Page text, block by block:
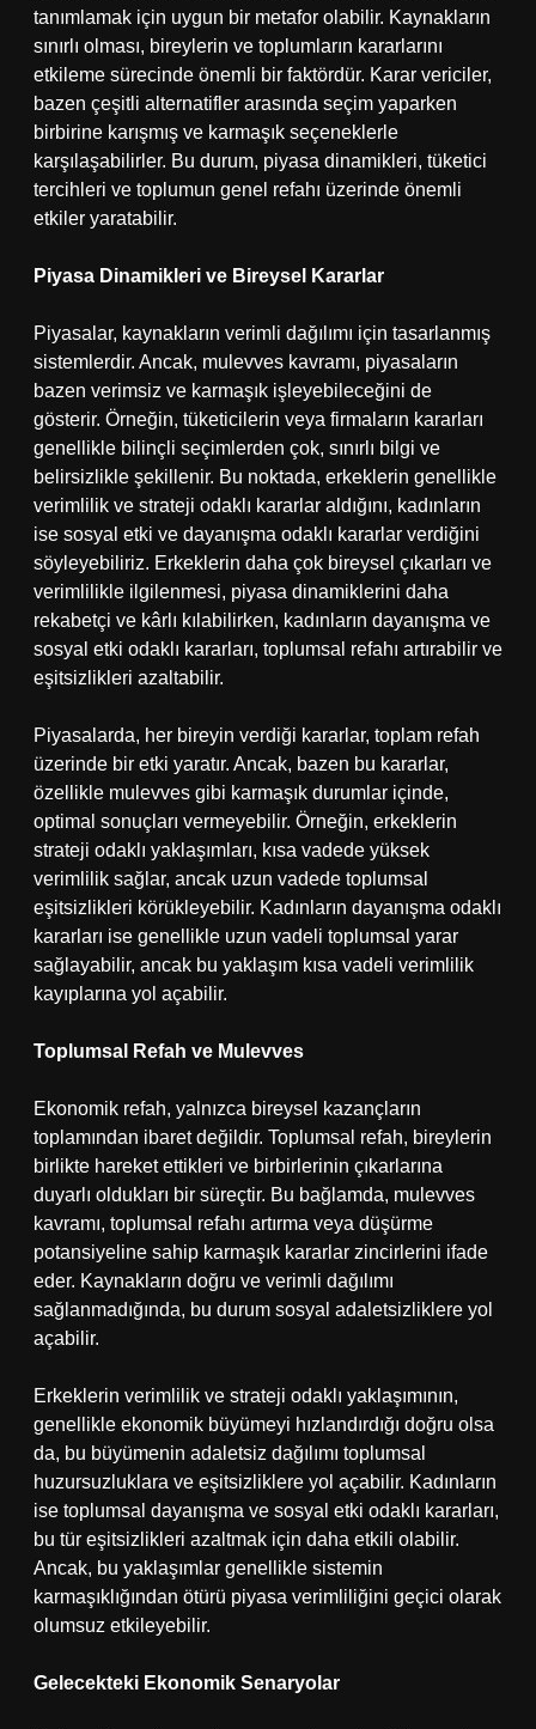
tanımlamak için uygun bir metafor olabilir. Kaynakların
sınırlı olması, bireylerin ve toplumların kararlarını
etkileme sürecinde önemli bir faktördür. Karar vericiler,
bazen çeşitli alternatifler arasında seçim yaparken
birbirine karışmış ve karmaşık seçeneklerle
karşılaşabilirler. Bu durum, piyasa dinamikleri, tüketici
tercihleri ve toplumun genel refahı üzerinde önemli
etkiler yaratabilir.
Piyasa Dinamikleri ve Bireysel Kararlar
Piyasalar, kaynakların verimli dağılımı için tasarlanmış
sistemlerdir. Ancak, mulevves kavramı, piyasaların
bazen verimsiz ve karmaşık işleyebileceğini de
gösterir. Örneğin, tüketicilerin veya firmaların kararları
genellikle bilinçli seçimlerden çok, sınırlı bilgi ve
belirsizlikle şekillenir. Bu noktada, erkeklerin genellikle
verimlilik ve strateji odaklı kararlar aldığını, kadınların
ise sosyal etki ve dayanışma odaklı kararlar verdiğini
söyleyebiliriz. Erkeklerin daha çok bireysel çıkarları ve
verimlilikle ilgilenmesi, piyasa dinamiklerini daha
rekabetçi ve kârlı kılabilirken, kadınların dayanışma ve
sosyal etki odaklı kararları, toplumsal refahı artırabilir ve
eşitsizlikleri azaltabilir.
Piyasalarda, her bireyin verdiği kararlar, toplam refah
üzerinde bir etki yaratır. Ancak, bazen bu kararlar,
özellikle mulevves gibi karmaşık durumlar içinde,
optimal sonuçları vermeyebilir. Örneğin, erkeklerin
strateji odaklı yaklaşımları, kısa vadede yüksek
verimlilik sağlar, ancak uzun vadede toplumsal
eşitsizlikleri körükleyebilir. Kadınların dayanışma odaklı
kararları ise genellikle uzun vadeli toplumsal yarar
sağlayabilir, ancak bu yaklaşım kısa vadeli verimlilik
kayıplarına yol açabilir.
Toplumsal Refah ve Mulevves
Ekonomik refah, yalnızca bireysel kazançların
toplamından ibaret değildir. Toplumsal refah, bireylerin
birlikte hareket ettikleri ve birbirlerinin çıkarlarına
duyarlı oldukları bir süreçtir. Bu bağlamda, mulevves
kavramı, toplumsal refahı artırma veya düşürme
potansiyeline sahip karmaşık kararlar zincirlerini ifade
eder. Kaynakların doğru ve verimli dağılımı
sağlanmadığında, bu durum sosyal adaletsizliklere yol
açabilir.
Erkeklerin verimlilik ve strateji odaklı yaklaşımının,
genellikle ekonomik büyümeyi hızlandırdığı doğru olsa
da, bu büyümenin adaletsiz dağılımı toplumsal
huzursuzluklara ve eşitsizliklere yol açabilir. Kadınların
ise toplumsal dayanışma ve sosyal etki odaklı kararları,
bu tür eşitsizlikleri azaltmak için daha etkili olabilir.
Ancak, bu yaklaşımlar genellikle sistemin
karmaşıklığından ötürü piyasa verimliliğini geçici olarak
olumsuz etkileyebilir.
Gelecekteki Ekonomik Senaryolar